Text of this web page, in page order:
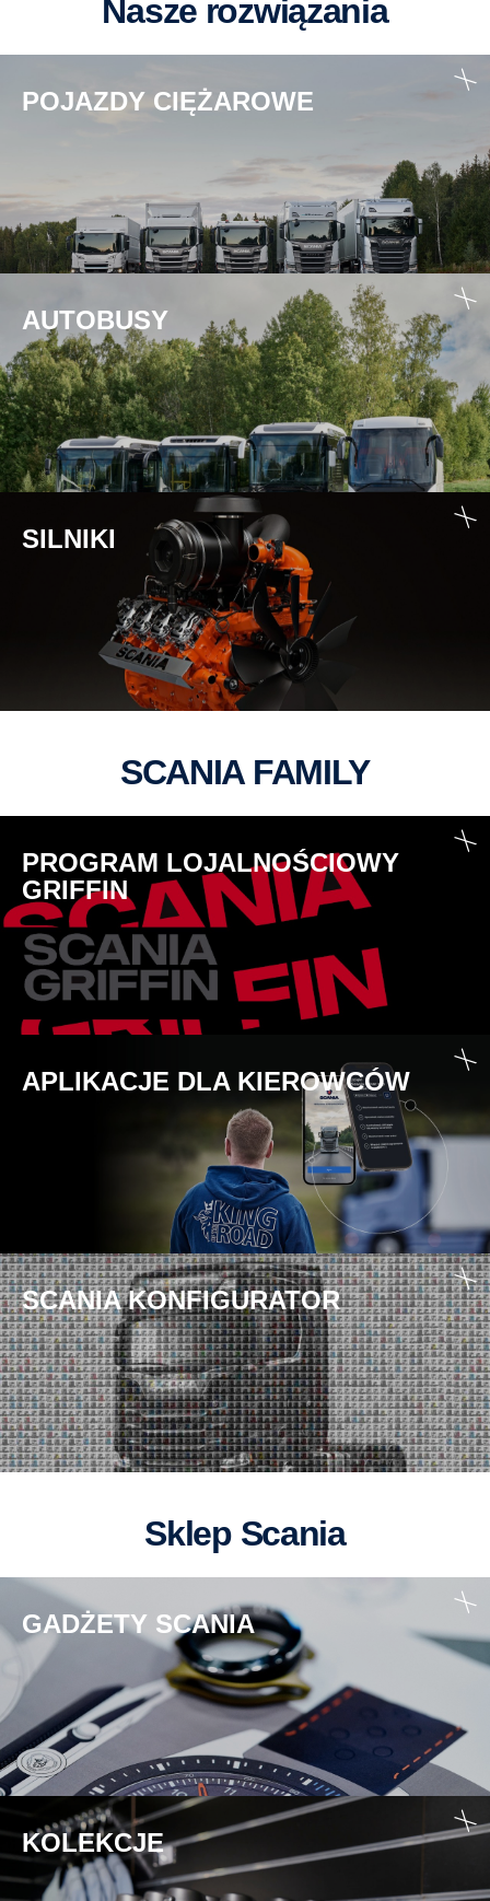
Nasze rozwiązania
POJAZDY CIĘŻAROWE
AUTOBUSY
SILNIKI
SCANIA FAMILY
PROGRAM LOJALNOŚCIOWY
GRIFFIN
APLIKACJE DLA KIEROWCÓW
SCANIA KONFIGURATOR
Sklep Scania
GADŻETY SCANIA
KOLEKCJE